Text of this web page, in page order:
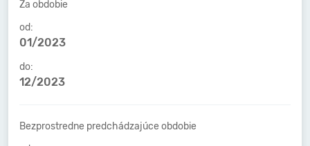
Za obdobie
od:
01/2023
do:
12/2023
Bezprostredne predchádzajúce obdobie